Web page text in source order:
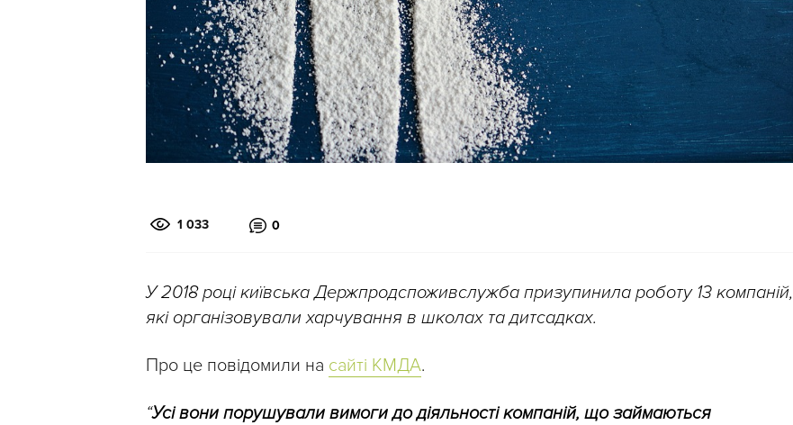
1 033 0
У 2018 році київська Держпродспоживслужба призупинила роботу 13 компаній,
які організовували харчування в школах та дитсадках.
Про це повідомили на сайті КМДА.
“Усі вони порушували вимоги до діяльності компаній, що займаються